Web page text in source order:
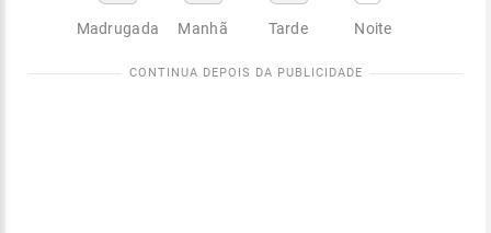
Madrugada Manhã Tarde Noite